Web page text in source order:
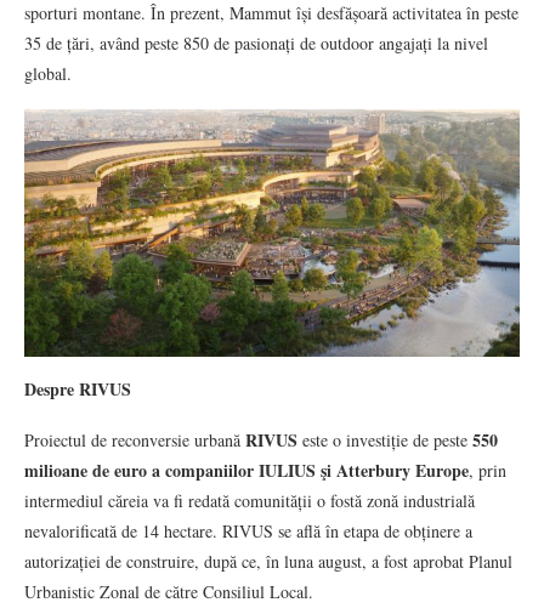
sporturi montane. În prezent, Mammut își desfășoară activitatea în peste
35 de țări, având peste 850 de pasionați de outdoor angajați la nivel
global.
Despre RIVUS
Proiectul de reconversie urbană RIVUS este o investiție de peste 550
milioane de euro a companiilor IULIUS şi Atterbury Europe, prin
intermediul căreia va fi redată comunității o fostă zonă industrială
nevalorificată de 14 hectare. RIVUS se află în etapa de obținere a
autorizației de construire, după ce, în luna august, a fost aprobat Planul
Urbanistic Zonal de către Consiliul Local.